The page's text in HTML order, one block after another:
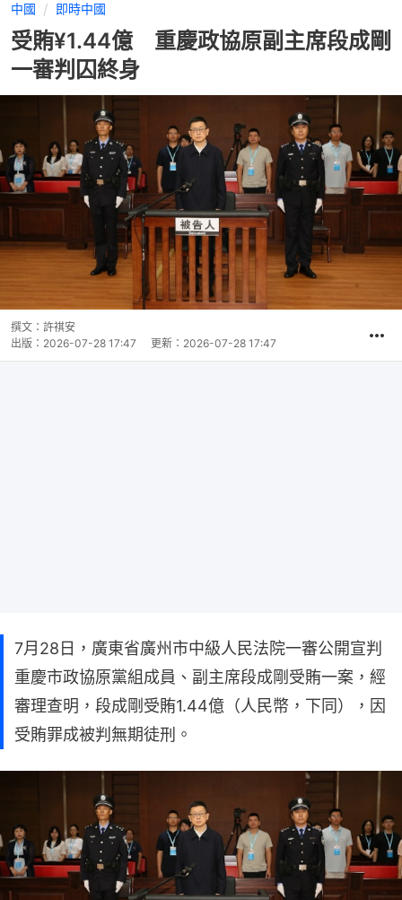
中國 即時中國
受賄¥1.44億 重慶政協原副主席段成剛
一審判囚終身
撰文： 許祺安
出版： 2026-07-28 17:47 更新： 2026-07-28 17:47
7月28日，廣東省廣州市中級人民法院一審公開宣判
重慶市政協原黨組成員、副主席段成剛受賄一案，經
審理查明，段成剛受賄1.44億（人民幣，下同），因
受賄罪成被判無期徒刑。